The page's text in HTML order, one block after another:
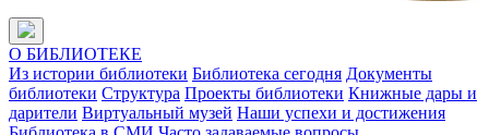
О БИБЛИОТЕКЕ
Из истории библиотеки Библиотека сегодня Документы
библиотеки Структура Проекты библиотеки Книжные дары и
дарители Виртуальный музей Наши успехи и достижения